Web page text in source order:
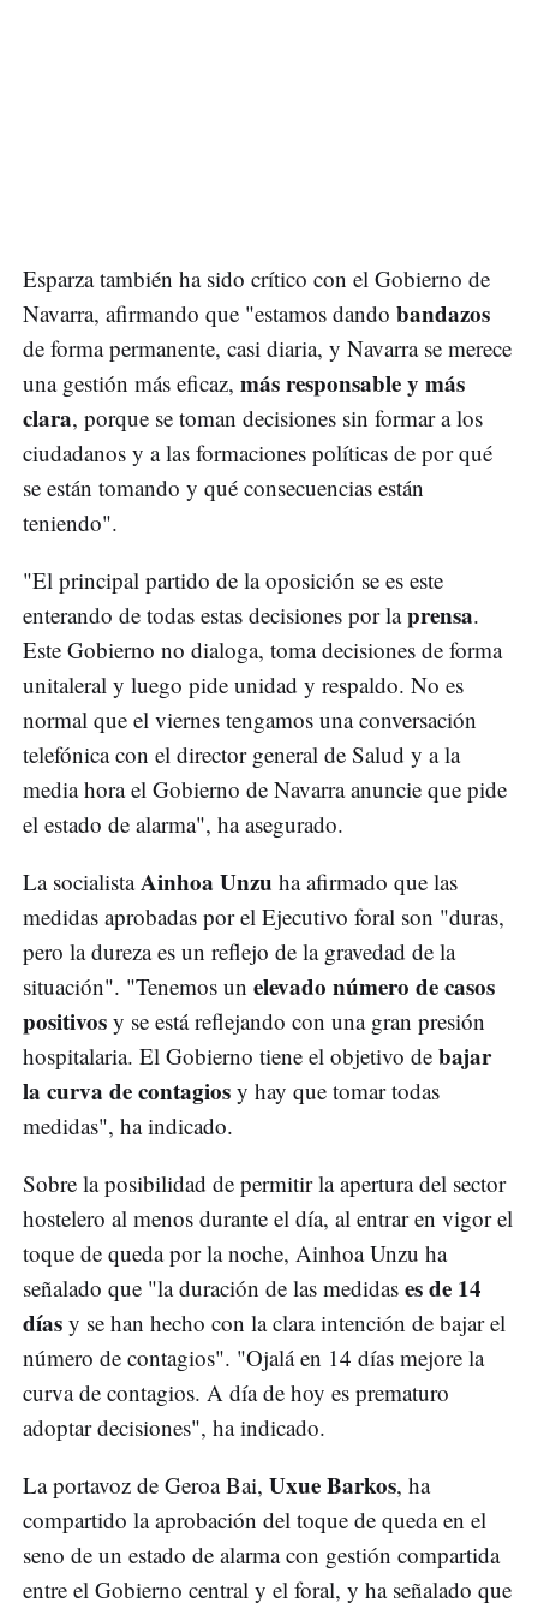
Esparza también ha sido crítico con el Gobierno de
Navarra, afirmando que "estamos dando bandazos
de forma permanente, casi diaria, y Navarra se merece
una gestión más eficaz, más responsable y más
clara, porque se toman decisiones sin formar a los
ciudadanos y a las formaciones políticas de por qué
se están tomando y qué consecuencias están
teniendo".
"El principal partido de la oposición se es este
enterando de todas estas decisiones por laprensa.
Este Gobierno no dialoga, toma decisiones de forma
unitaleral y luego pide unidad y respaldo. No es
normal que el viernes tengamos una conversación
telefónica con el director general de Salud y a la
media hora el Gobierno de Navarra anuncie que pide
el estado de alarma", ha asegurado.
La socialistaAinhoa Unzu ha afirmado que las
medidas aprobadas por el Ejecutivo foral son "duras,
pero la dureza es un reflejo de la gravedad de la
situación". "Tenemos un elevado número de casos
positivos y se está reflejando con una gran presión
hospitalaria. El Gobierno tiene el objetivo de bajar
la curva de contagios y hay que tomar todas
medidas", ha indicado.
Sobre la posibilidad de permitir la apertura del sector
hostelero al menos durante el día, al entrar en vigor el
toque de queda por la noche, Ainhoa Unzu ha
señalado que "la duración de las medidas es de 14
días y se han hecho con la clara intención de bajar el
número de contagios". "Ojalá en 14 días mejore la
curva de contagios. A día de hoy es prematuro
adoptar decisiones", ha indicado.
La portavoz de Geroa Bai, Uxue Barkos, ha
compartido la aprobación del toque de queda en el
seno de un estado de alarma con gestión compartida
entre el Gobierno central y el foral, y ha señalado que